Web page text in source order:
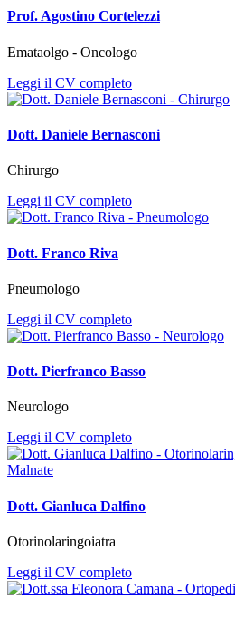
Prof. Agostino Cortelezzi
Emataolgo - Oncologo
Leggi il CV completo
Dott. Daniele Bernasconi
Chirurgo
Leggi il CV completo
Dott. Franco Riva
Pneumologo
Leggi il CV completo
Dott. Pierfranco Basso
Neurologo
Leggi il CV completo
Dott. Gianluca Dalfino
Otorinolaringoiatra
Leggi il CV completo